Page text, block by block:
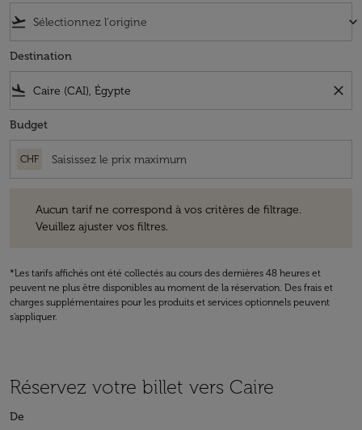
flight_takeoff keyboard_arrow_down
Destination
flight_land close
Budget
CHF
Aucun tarif ne correspond à vos critères de filtrage.
Veuillez ajuster vos filtres.
*Les tarifs affichés ont été collectés au cours des dernières 48 heures et
peuvent ne plus être disponibles au moment de la réservation. Des frais et
charges supplémentaires pour les produits et services optionnels peuvent
s'appliquer.
Réservez votre billet vers Caire
De